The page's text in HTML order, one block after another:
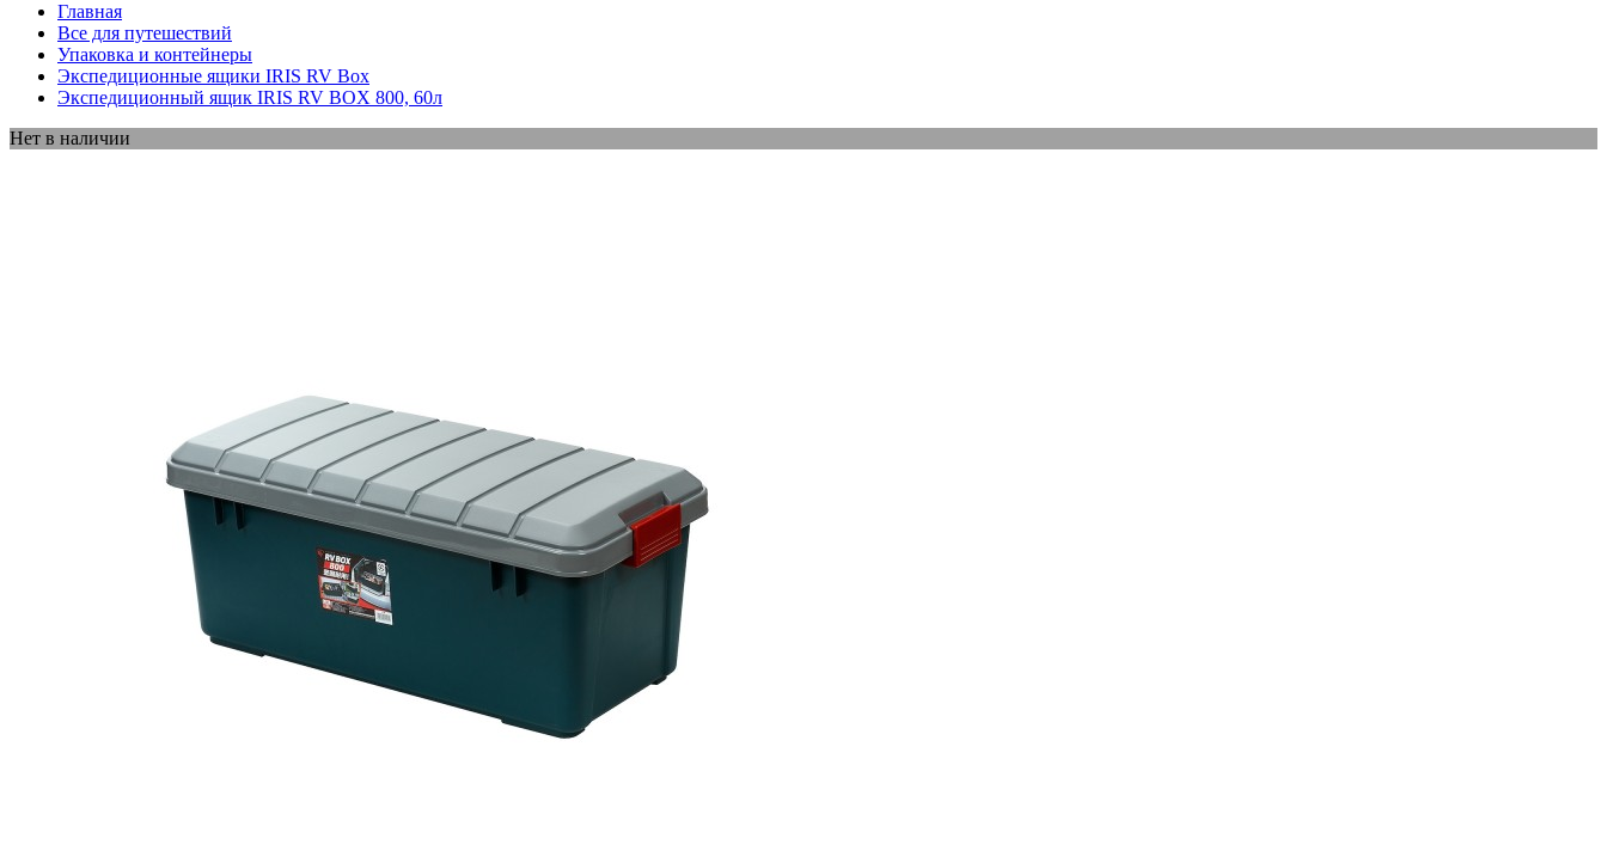
Главная
Все для путешествий
Упаковка и контейнеры
Экспедиционные ящики IRIS RV Box
Экспедиционный ящик IRIS RV BOX 800, 60л
Нет в наличии